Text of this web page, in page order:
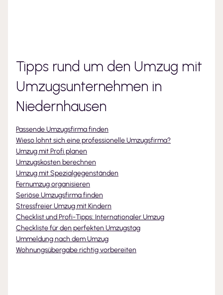
Tipps rund um den Umzug mit
Umzugsunternehmen in
Niedernhausen
Passende Umzugsfirma finden
Wieso lohnt sich eine professionelle Umzugsfirma?
Umzug mit Profi planen
Umzugskosten berechnen
Umzug mit Spezialgegenständen
Fernumzug organisieren
Seriöse Umzugsfirma finden
Stressfreier Umzug mit Kindern
Checklist und Profi-Tipps: Internationaler Umzug
Checkliste für den perfekten Umzugstag
Ummeldung nach dem Umzug
Wohnungsübergabe richtig vorbereiten